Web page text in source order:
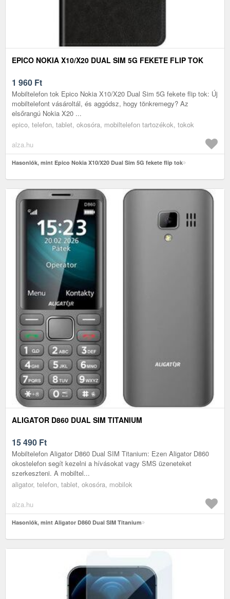
EPICO NOKIA X10/X20 DUAL SIM 5G FEKETE FLIP TOK
1 960 Ft
Mobiltelefon tok Epico Nokia X10/X20 Dual Sim 5G fekete flip tok: Új
mobiltelefont vásároltál, és aggódsz, hogy tönkremegy? Az
elsőrangú Nokia X20 ...
epico, telefon, tablet, okosóra, mobiltelefon tartozékok, tokok
alza.hu
Hasonlók, mint Epico Nokia X10/X20 Dual Sim 5G fekete flip tok
ALIGATOR D860 DUAL SIM TITANIUM
15 490 Ft
Mobiltelefon Aligator D860 Dual SIM Titanium: Ezen Aligator D860
okostelefon segít kezelni a hívásokat vagy SMS üzeneteket
szerkeszteni. A mobiltel...
aligator, telefon, tablet, okosóra, mobilok
alza.hu
Hasonlók, mint Aligator D860 Dual SIM Titanium